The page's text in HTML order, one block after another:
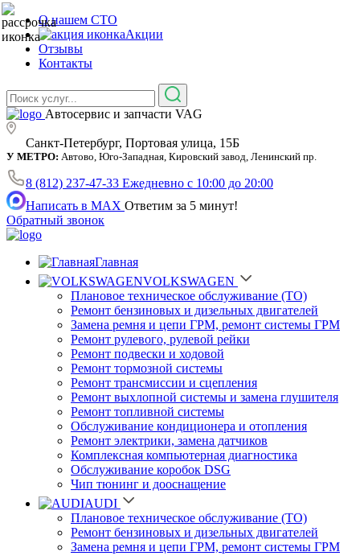
О нашем СТО
Акции
Отзывы
Контакты
Автосервис и запчасти VAG
Санкт-Петербург, Портовая улица, 15Б
У МЕТРО: Автово, Юго-Западная, Кировский завод, Ленинский пр.
8 (812) 237-47-33 Ежедневно с 10:00 до 20:00
Написать в MAX Ответим за 5 минут!
Обратный звонок
Главная
VOLKSWAGEN
Плановое техническое обслуживание (ТО)
Ремонт бензиновых и дизельных двигателей
Замена ремня и цепи ГРМ, ремонт системы ГРМ
Ремонт рулевого, рулевой рейки
Ремонт подвески и ходовой
Ремонт тормозной системы
Ремонт трансмиссии и сцепления
Ремонт выхлопной системы и замена глушителя
Ремонт топливной системы
Обслуживание кондиционера и отопления
Ремонт электрики, замена датчиков
Комплексная компьютерная диагностика
Обслуживание коробок DSG
Чип тюнинг и дооснащение
AUDI
Плановое техническое обслуживание (ТО)
Ремонт бензиновых и дизельных двигателей
Замена ремня и цепи ГРМ, ремонт системы ГРМ